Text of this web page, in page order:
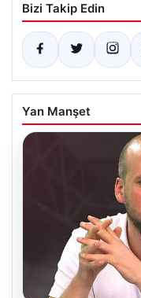
Bizi Takip Edin
Yan Manşet